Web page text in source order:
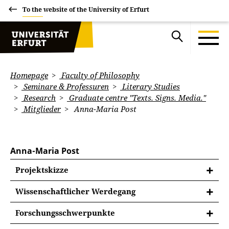
To the website of the University of Erfurt
Homepage
Faculty of Philosophy
Seminare & Professuren
Literary Studies
Research
Graduate centre "Texts. Signs. Media."
Mitglieder
Anna-Maria Post
Anna-Maria Post
Projektskizze
Wissenschaftlicher Werdegang
Wissenschaftlicher Werdegang
2005-2011 | Studium der Fächer Germanistik und
Forschungsschwerpunkte